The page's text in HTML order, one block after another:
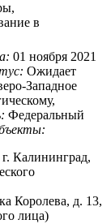
в
01 ноября 2021
Ожидает
Западное
Федеральный
Калининград,
Королева, д. 13,
лица)